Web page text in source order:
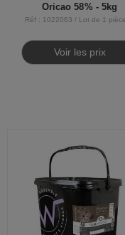
Oricao 58% - 5kg
Réf : 1022063 / Lot de 1
Voir les prix